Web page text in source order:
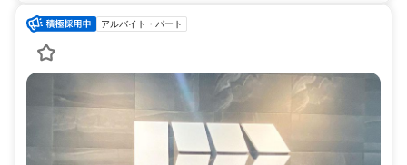
アルバイト・パート